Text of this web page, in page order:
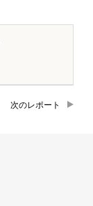
次のレポート